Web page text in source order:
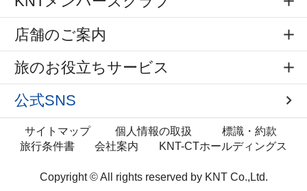
店舗のご案内
旅のお役立ちサービス
公式SNS
サイトマップ 個人情報の取扱
標識・約款
旅行条件書
会社案内 KNT-CTホールディングス
Copyright © All rights reserved by KNT Co.,Ltd.